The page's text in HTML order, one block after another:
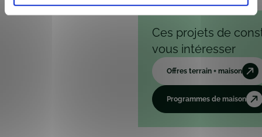
Ces projets de
vous intéresser
Offres terrain + maison
Programmes de maison